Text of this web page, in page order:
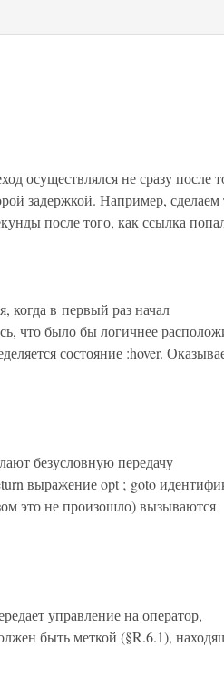
осуществлялся не сразу после
задержкой. Например, сделаем
после того, как ссылка
когда в первый раз начал
что было бы логичнее
состояние :hover.
безусловную передачу
выражение opt ; goto
это не произошло) вызываются
управление на оператор,
быть меткой (§R.6.1),